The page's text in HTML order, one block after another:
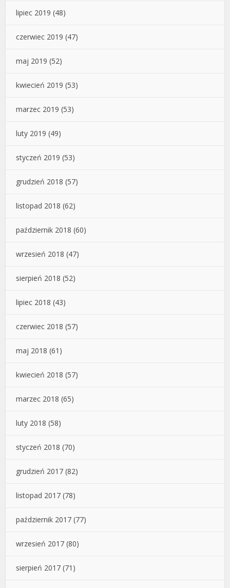
lipiec 2019 (48)
czerwiec 2019 (47)
maj 2019 (52)
kwiecień 2019 (53)
marzec 2019 (53)
luty 2019 (49)
styczeń 2019 (53)
grudzień 2018 (57)
listopad 2018 (62)
październik 2018 (60)
wrzesień 2018 (47)
sierpień 2018 (52)
lipiec 2018 (43)
czerwiec 2018 (57)
maj 2018 (61)
kwiecień 2018 (57)
marzec 2018 (65)
luty 2018 (58)
styczeń 2018 (70)
grudzień 2017 (82)
listopad 2017 (78)
październik 2017 (77)
wrzesień 2017 (80)
sierpień 2017 (71)